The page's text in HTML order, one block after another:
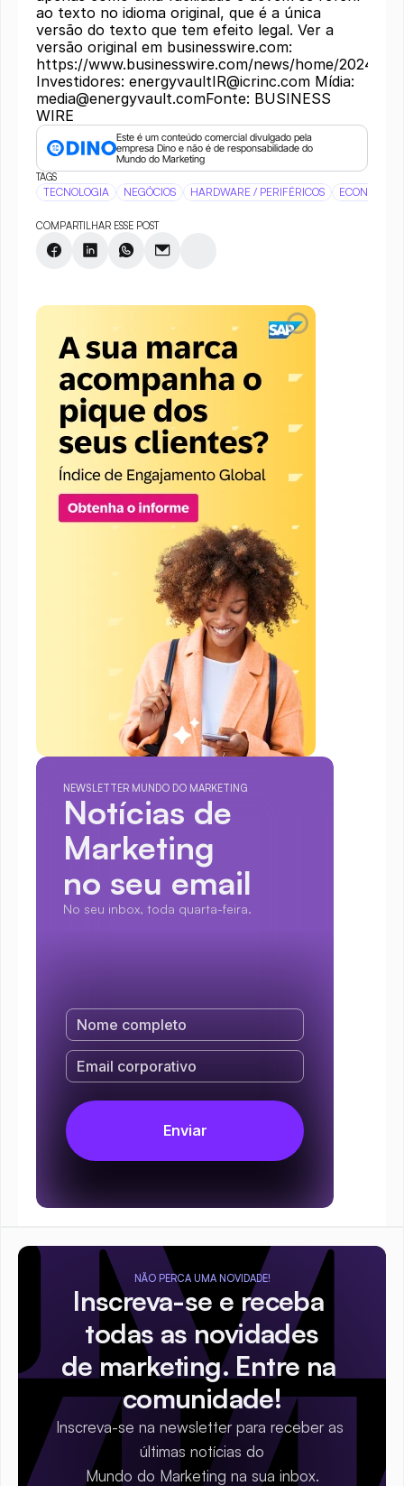
Este é um conteúdo comercial divulgado pela
empresa Dino e não é de responsabilidade do
Mundo do Marketing
TAGS
TECNOLOGIA NEGÓCIOS HARDWARE / PERIFÉRICOS ECONOMIA
COMPARTILHAR ESSE POST
NEWSLETTER MUNDO DO MARKETING
Notícias de
Marketing
no seu email
No seu inbox, toda quarta-feira.
NÃO PERCA UMA NOVIDADE!
Inscreva-se e receba
todas as novidades
de marketing. Entre na
comunidade!
Inscreva-se na newsletter para receber as
últimas notícias do
Mundo do Marketing na sua inbox.